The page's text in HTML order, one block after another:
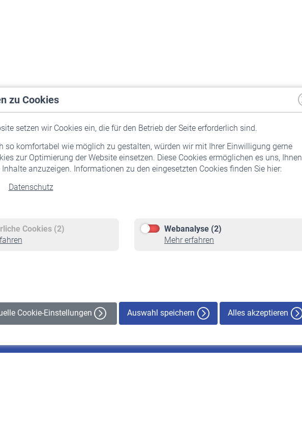
zu Cookies
setzen wir Cookies ein, die für den Betrieb der Seite erforderlich sind.
so komfortabel wie möglich zu gestalten, würden wir mit Ihrer Einwilligung gerne
zur Optimierung der Website einsetzen. Diese Cookies ermöglichen es uns, Ihnen
anzuzeigen. Informationen zu den eingesetzten Cookies finden Sie hier:
Datenschutz
Cookies (2)
Webanalyse (2)
Mehr erfahren
Cookie-Einstellungen Auswahl speichern Alles akzeptieren
Staatliche Förderung
Rente beantragen
Rentenauszahlung